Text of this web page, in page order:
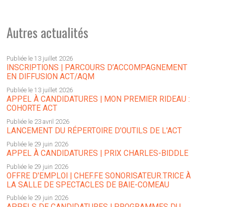
Autres actualités
Publiée le 13 juillet 2026
INSCRIPTIONS | PARCOURS D’ACCOMPAGNEMENT
EN DIFFUSION ACT/AQM
Publiée le 13 juillet 2026
APPEL À CANDIDATURES | MON PREMIER RIDEAU :
COHORTE ACT
Publiée le 23 avril 2026
LANCEMENT DU RÉPERTOIRE D'OUTILS DE L'ACT
Publiée le 29 juin 2026
APPEL À CANDIDATURES | PRIX CHARLES-BIDDLE
Publiée le 29 juin 2026
OFFRE D'EMPLOI | CHEF.FE SONORISATEUR.TRICE À
LA SALLE DE SPECTACLES DE BAIE-COMEAU
Publiée le 29 juin 2026